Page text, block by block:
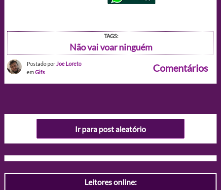
TAGS:
Não vai voar ninguém
Postado por Joe Loreto
emGifs Comentários
Ir para post aleatório
Leitores online: